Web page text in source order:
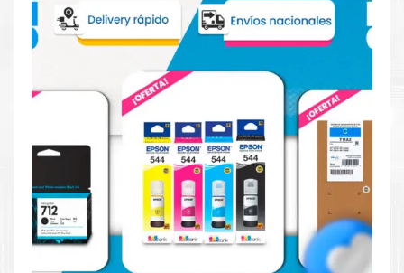
Hecho para ser fácil de usar
Simple y fácil de usar.